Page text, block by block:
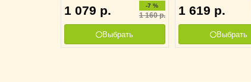
1 079 р. -7 %
1 160р.
Выбрать
1 619 р.
Выбрать